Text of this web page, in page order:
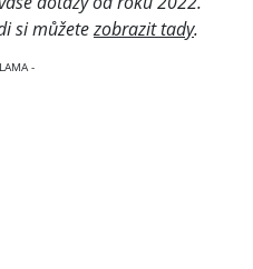
si můžetezobrazit tady.